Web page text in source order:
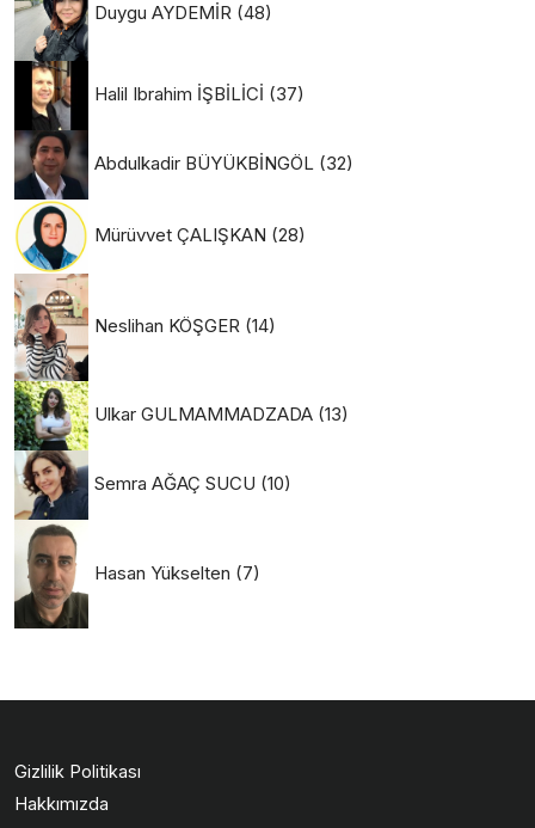
Duygu AYDEMİR (48)
Halil Ibrahim İŞBİLİCİ (37)
Abdulkadir BÜYÜKBİNGÖL (32)
Mürüvvet ÇALIŞKAN (28)
Neslihan KÖŞGER (14)
Ulkar GULMAMMADZADA (13)
Semra AĞAÇ SUCU (10)
Hasan Yükselten (7)
Gizlilik Politikası
Hakkımızda